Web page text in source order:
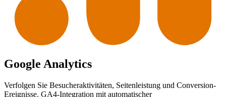
Google Analytics
Verfolgen Sie Besucheraktivitäten, Seitenleistung und Conversion-
Ereignisse. GA4-Integration mit automatischer